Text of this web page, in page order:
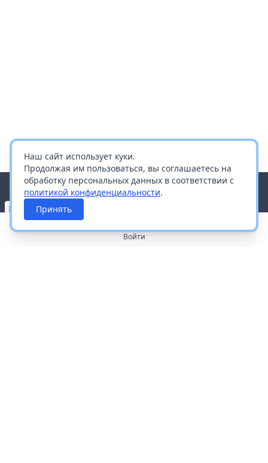
Наш сайт использует куки.
Продолжая им пользоваться, вы соглашаетесь на
обработку персональных данных в соответствии с
политикой конфиденциальности.
Принять
Войти